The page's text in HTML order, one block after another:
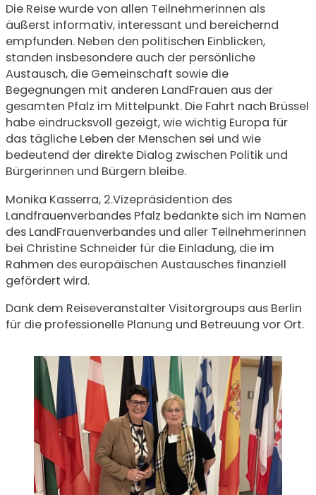
Die Reise wurde von allen Teilnehmerinnen als
äußerst informativ, interessant und bereichernd
empfunden. Neben den politischen Einblicken,
standen insbesondere auch der persönliche
Austausch, die Gemeinschaft sowie die
Begegnungen mit anderen LandFrauen aus der
gesamten Pfalz im Mittelpunkt. Die Fahrt nach Brüssel
habe eindrucksvoll gezeigt, wie wichtig Europa für
das tägliche Leben der Menschen sei und wie
bedeutend der direkte Dialog zwischen Politik und
Bürgerinnen und Bürgern bleibe.
Monika Kasserra, 2.Vizepräsidention des
Landfrauenverbandes Pfalz bedankte sich im Namen
des LandFrauenverbandes und aller Teilnehmerinnen
bei Christine Schneider für die Einladung, die im
Rahmen des europäischen Austausches finanziell
gefördert wird.
Dank dem Reiseveranstalter Visitorgroups aus Berlin
für die professionelle Planung und Betreuung vor Ort.